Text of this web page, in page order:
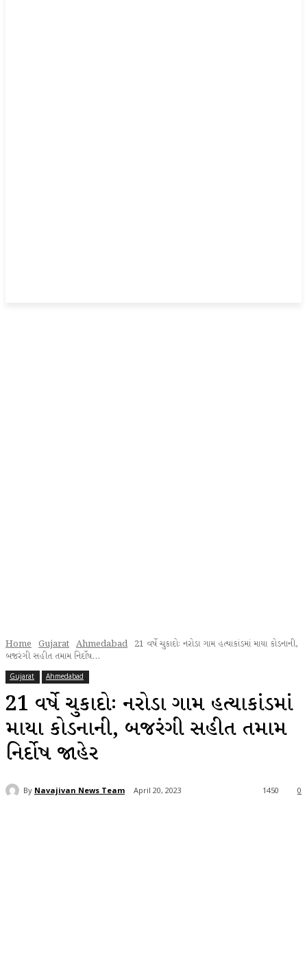
Home Gujarat Ahmedabad 21 વર્ષે ચુકાદોઃ નરોડા ગામ હત્યાકાંડમાં માયા કોડનાની,
બજરંગી સહીત તમામ નિર્દોષ...
Gujarat Ahmedabad
21 વર્ષે ચુકાદોઃ નરોડા ગામ હત્યાકાંડમાં
માયા કોડનાની, બજરંગી સહીત તમામ
નિર્દોષ જાહેર
By Navajivan News Team April 20, 2023 0
1450